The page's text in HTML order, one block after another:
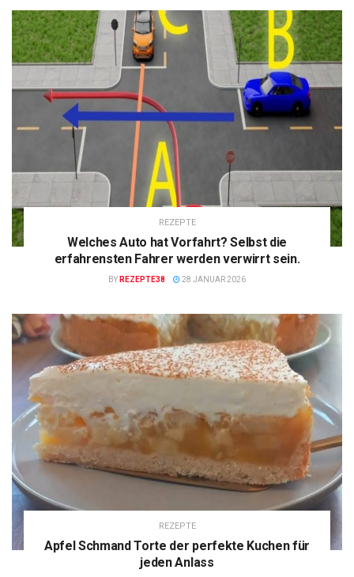
REZEPTE
Welches Auto hat Vorfahrt? Selbst die
erfahrensten Fahrer werden verwirrt sein.
BY REZEPTE38 28 JANUAR 2026
REZEPTE
Apfel Schmand Torte der perfekte Kuchen für
jeden Anlass